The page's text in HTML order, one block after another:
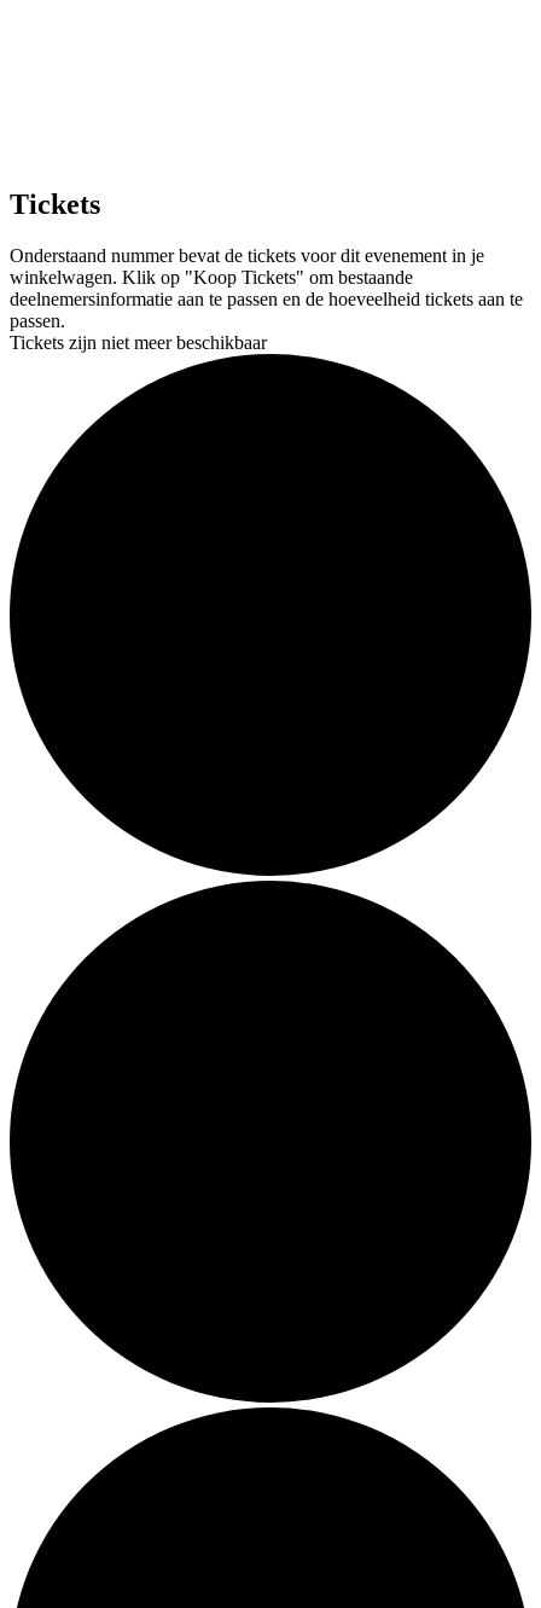
Tickets
Onderstaand nummer bevat de tickets voor dit evenement in je
winkelwagen. Klik op "Koop Tickets" om bestaande
deelnemersinformatie aan te passen en de hoeveelheid tickets aan te
passen.
Tickets zijn niet meer beschikbaar